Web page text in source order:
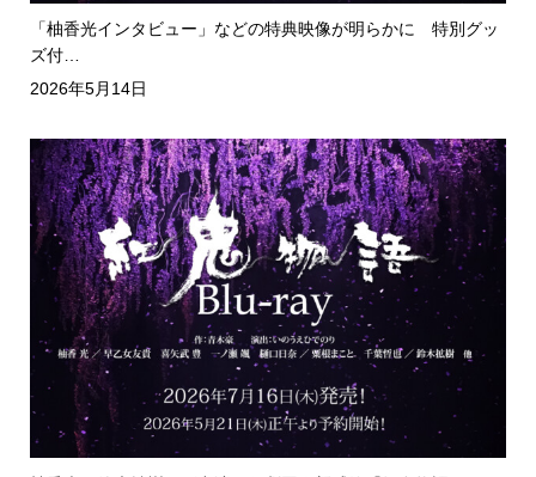
「柚香光インタビュー」などの特典映像が明らかに 特別グッ
ズ付…
2026年5月14日